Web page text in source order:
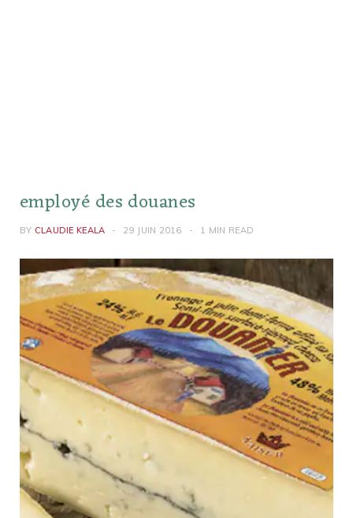
employé des douanes
BY CLAUDIE KEALA 29 JUIN 2016 1 MIN READ